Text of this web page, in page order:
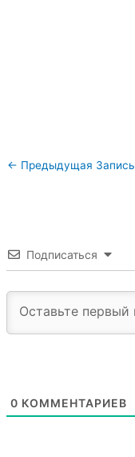
← Предыдущая Запись
Подписаться
0 КОММЕНТАРИЕВ